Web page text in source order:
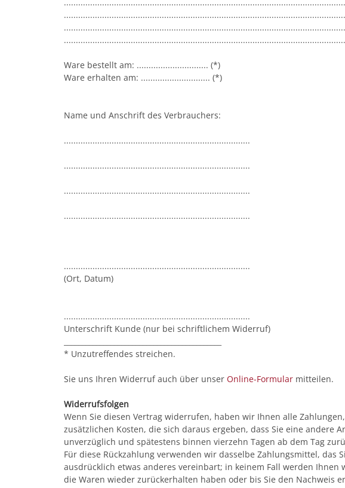
Ware bestellt am: .............................. (*)
Ware erhalten am: ............................. (*)
Name und Anschrift des Verbrauchers:
..............................................................................
..............................................................................
..............................................................................
..............................................................................
..............................................................................
(Ort, Datum)
..............................................................................
Unterschrift Kunde (nur bei schriftlichem Widerruf)
* Unzutreffendes streichen.
Sie uns Ihren Widerruf auch über unser Online-Formularmitteilen.
Widerrufsfolgen
Wenn Sie diesen Vertrag widerrufen, haben wir Ihnen alle
zusätzlichen Kosten, die sich daraus ergeben, dass Sie eine andere
unverzüglich und spätestens binnen vierzehn Tagen ab dem Tag
Für diese Rückzahlung verwenden wir dasselbe Zahlungsmittel,
ausdrücklich etwas anderes vereinbart; in keinem Fall werden
die Waren wieder zurückerhalten haben oder bis Sie den Nachweis